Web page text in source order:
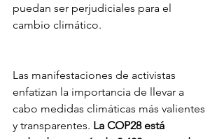
puedan ser perjudiciales para el
cambio climático.
Las manifestaciones de activistas
enfatizan la importancia de llevar a
cabo medidas climáticas más valientes
y transparentes. La COP28 está